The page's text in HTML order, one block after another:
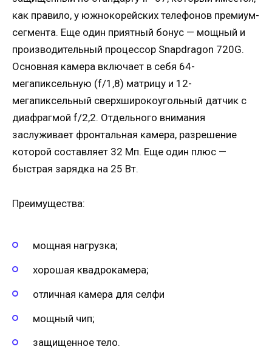
как правило, у южнокорейских телефонов премиум-
сегмента. Еще один приятный бонус — мощный и
производительный процессор Snapdragon 720G.
Основная камера включает в себя 64-
мегапиксельную (f/1,8) матрицу и 12-
мегапиксельный сверхширокоугольный датчик с
диафрагмой f/2,2. Отдельного внимания
заслуживает фронтальная камера, разрешение
которой составляет 32 Мп. Еще один плюс —
быстрая зарядка на 25 Вт.
Преимущества:
мощная нагрузка;
хорошая квадрокамера;
отличная камера для селфи
мощный чип;
защищенное тело.